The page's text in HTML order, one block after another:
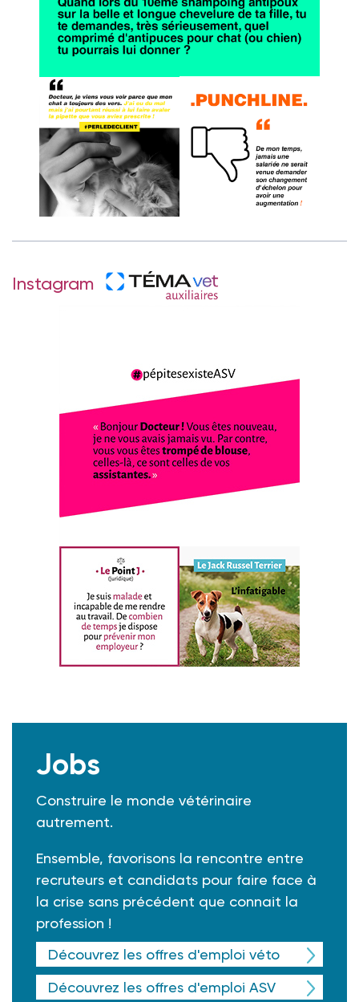
Instagram
Jobs
Construire le monde vétérinaire
autrement.
Ensemble, favorisons la rencontre entre
recruteurs et candidats pour faire face à
la crise sans précédent que connait la
profession !
Découvrez les offres d'emploi véto
Découvrez les offres d'emploi ASV